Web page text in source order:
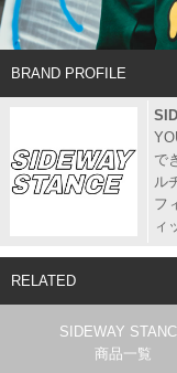
BRAND PROFILE
で
ル
フ
ィ
RELATED
SIDEWAY
商品一覧